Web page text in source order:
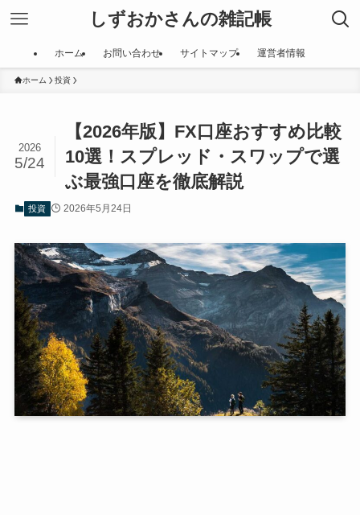
しずおかさんの雑記帳
ホーム お問い合わせ サイトマップ 運営者情報
ホーム 投資
【2026年版】FX口座おすすめ比較
10選！スプレッド・スワップで選
ぶ最強口座を徹底解説
2026
5/24
投資 2026年5月24日